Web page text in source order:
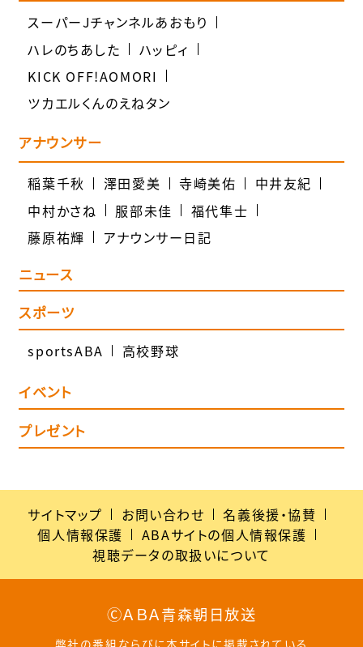
スーパーJチャンネルあおもり
ハレのちあした
ハッピィ
KICK OFF!AOMORI
ツカエルくんのえねタン
アナウンサー
稲葉千秋 澤田愛美 寺崎美佑
中井友紀
中村かさね
服部未佳
福代隼士
藤原祐輝
アナウンサー日記
ニュース
スポーツ
sportsABA 高校野球
イベント
プレゼント
サイトマップ お問い合わせ
名義後援・協賛
個人情報保護
ABAサイトの個人情報保護
視聴データの取扱いについて
ⒸＡＢＡ青森朝日放送